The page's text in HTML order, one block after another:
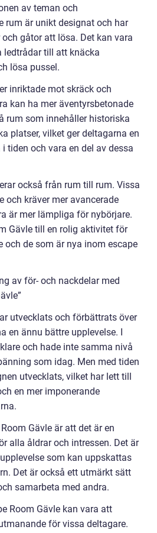
av teman och
rum är unikt designat och har
gåtor att lösa. Det kan vara
till att knäcka
lösa pussel.
inriktade mot skräck och
kan ha mer äventyrsbetonade
rum som innehåller historiska
platser, vilket ger deltagarna en
tiden och vara en del av dessa
också från rum till rum. Vissa
och kräver mer avancerade
är mer lämpliga för nybörjare.
Gävle till en rolig aktivitet för
och de som är nya inom escape
av för- och nackdelar med
utvecklats och förbättrats över
en ännu bättre upplevelse. I
och hade inte samma nivå
som idag. Men med tiden
utvecklats, vilket har lett till
en mer imponerande
Gävle är att det är en
alla åldrar och intressen. Det är
som kan uppskattas
Det är också ett utmärkt sätt
samarbeta med andra.
Room Gävle kan vara att
för vissa deltagare.